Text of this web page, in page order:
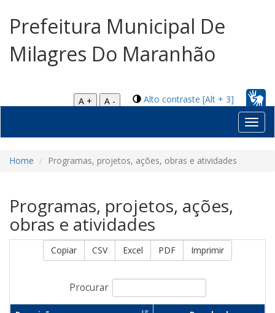
Prefeitura Municipal De
Milagres Do Maranhão
Alto contraste [Alt + 3]
A +
A -
Home Programas, projetos, ações, obras e atividades
Programas, projetos, ações,
obras e atividades
Copiar CSV Excel PDF Imprimir
Procurar